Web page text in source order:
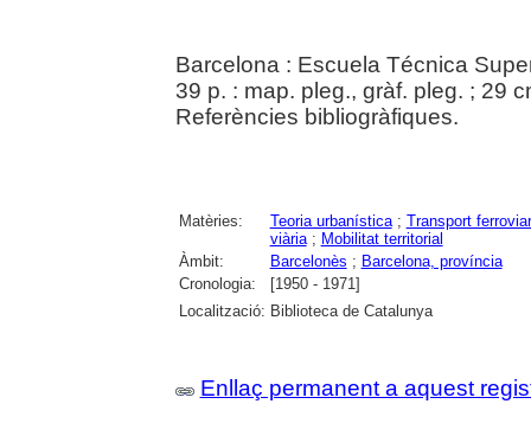
Barcelona : Escuela Técnica
39 p. : map. pleg., gràf. pleg. ; 29
Referències bibliogràfiques.
Matèries: Teoria urbanística; Transport
viària; Mobilitat territorial
Àmbit:
Barcelonès ; Barcelona, província
Cronologia:
[1950 - 1971]
Localització: Biblioteca de Catalunya
Enllaç permanent a aquest